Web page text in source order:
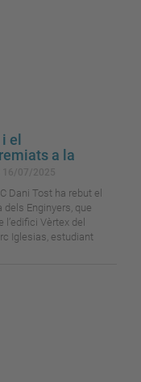
el
a la
Dani Tost ha rebut el
dels Enginyers, que
l’edifici Vèrtex del
Iglesias, estudiant